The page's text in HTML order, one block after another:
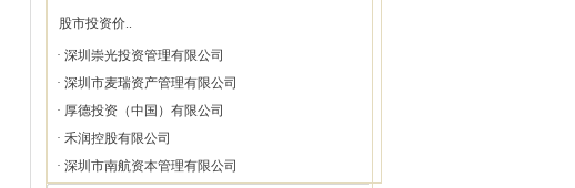
股市投资价..
· 深圳崇光投资管理有限公司
· 深圳市麦瑞资产管理有限公司
· 厚德投资（中国）有限公司
· 禾润控股有限公司
· 深圳市南航资本管理有限公司